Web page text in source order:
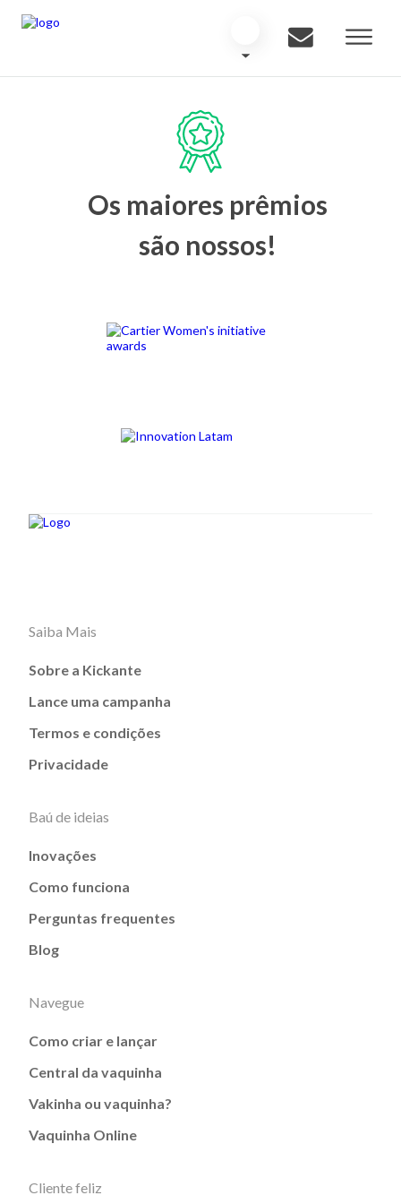
Os maiores prêmios
são nossos!
Saiba Mais
Sobre a Kickante
Lance uma campanha
Termos e condições
Privacidade
Baú de ideias
Inovações
Como funciona
Perguntas frequentes
Blog
Navegue
Como criar e lançar
Central da vaquinha
Vakinha ou vaquinha?
Vaquinha Online
Cliente feliz